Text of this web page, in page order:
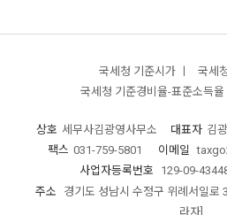
국세청 기준시가 ㅣ
국세
국세청 기준경비율-표준소득율
상호 세무사김광영사무소 대표자 김
팩스 031-759-5801 이메일
사업자등록번호
129-09-
주소
경기도 성남시 수정구 위례서일로
라자]